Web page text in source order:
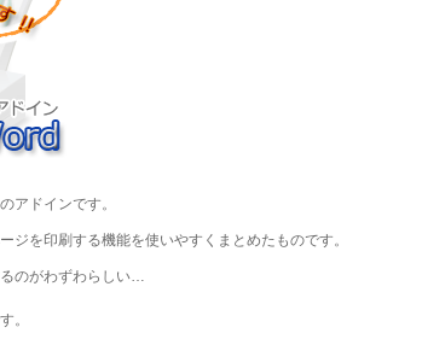
アドインです。
を印刷する機能を使いやすくまとめたものです。
のがわずわらしい…
。